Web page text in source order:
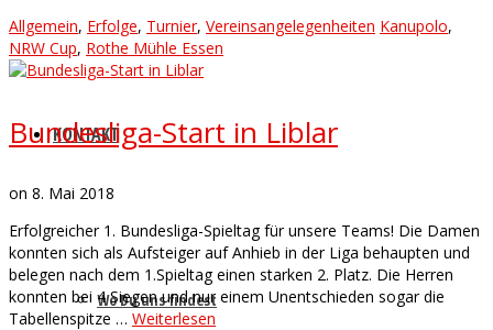
KONTAKT
Wo Du uns findest
Allgemein, Erfolge, Turnier, Vereinsangelegenheiten Kanupolo,
NRW Cup, Rothe Mühle Essen
Bundesliga-Start in Liblar
on 8. Mai 2018
Erfolgreicher 1. Bundesliga-Spieltag für unsere Teams! Die Damen
konnten sich als Aufsteiger auf Anhieb in der Liga behaupten und
belegen nach dem 1.Spieltag einen starken 2. Platz. Die Herren
konnten bei 4 Siegen und nur einem Unentschieden sogar die
Tabellenspitze … Weiterlesen